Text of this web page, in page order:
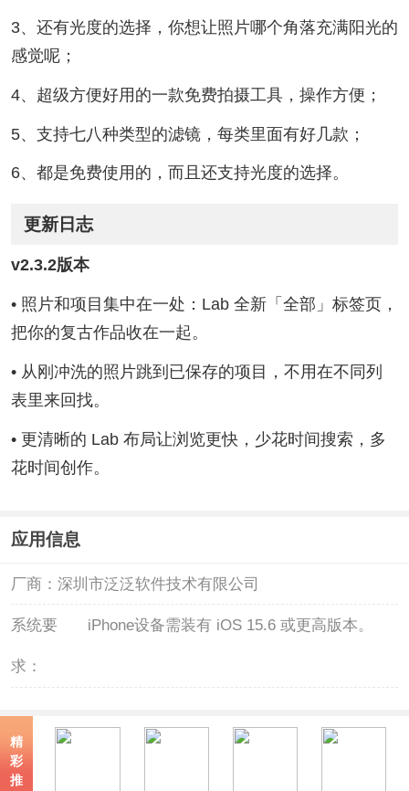
3、还有光度的选择，你想让照片哪个角落充满阳光的
感觉呢；
4、超级方便好用的一款免费拍摄工具，操作方便；
5、支持七八种类型的滤镜，每类里面有好几款；
6、都是免费使用的，而且还支持光度的选择。
更新日志
v2.3.2版本
• 照片和项目集中在一处：Lab 全新「全部」标签页，
把你的复古作品收在一起。
• 从刚冲洗的照片跳到已保存的项目，不用在不同列
表里来回找。
• 更清晰的 Lab 布局让浏览更快，少花时间搜索，多
花时间创作。
应用信息
厂商： 深圳市泛泛软件技术有限公司
系统要
求：
iPhone设备需装有 iOS 15.6 或更高版本。
精
彩
推